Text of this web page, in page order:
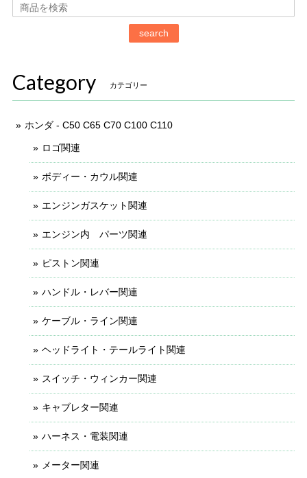
search
Category カテゴリー
ホンダ - C50 C65 C70 C100 C110
ロゴ関連
ボディー・カウル関連
エンジンガスケット関連
エンジン内 パーツ関連
ピストン関連
ハンドル・レバー関連
ケーブル・ライン関連
ヘッドライト・テールライト関連
スイッチ・ウィンカー関連
キャブレター関連
ハーネス・電装関連
メーター関連